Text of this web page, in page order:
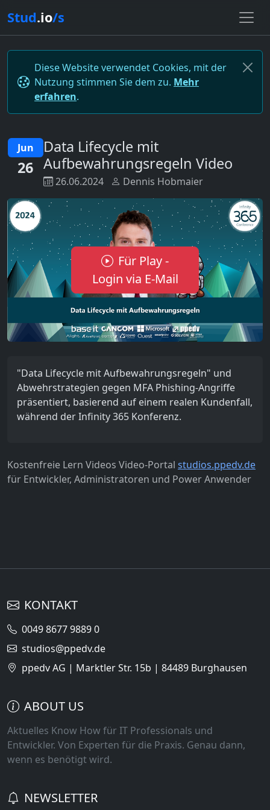
Stud.io/s
Diese Website verwendet Cookies, mit der
Nutzung stimmen Sie dem zu. Mehr
erfahren.
Jun
26
Data Lifecycle mit
Aufbewahrungsregeln Video
26.06.2024 Dennis Hobmaier
Für Play -
Login via E-Mail
"Data Lifecycle mit Aufbewahrungsregeln" und
Abwehrstrategien gegen MFA Phishing-Angriffe
präsentiert, basierend auf einem realen Kundenfall,
während der Infinity 365 Konferenz.
Kostenfreie Lern Videos Video-Portal studios.ppedv.de
für Entwickler, Administratoren und Power Anwender
KONTAKT
0049 8677 9889 0
studios@ppedv.de
ppedv AG | Marktler Str. 15b | 84489 Burghausen
ABOUT US
Aktuelles Know How für IT Professionals und
Entwickler. Von Experten für die Praxis. Genau dann,
wenn es benötigt wird.
NEWSLETTER